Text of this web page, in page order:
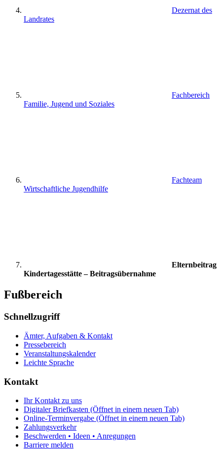
Dezernat des
Landrates
Fachbereich
Familie, Jugend und Soziales
Fachteam
Wirtschaftliche Jugendhilfe
Elternbeitrag
Kindertagesstätte – Beitragsübernahme
Fußbereich
Schnellzugriff
Ämter, Aufgaben & Kontakt
Pressebereich
Veranstaltungskalender
Leichte Sprache
Kontakt
Ihr Kontakt zu uns
Digitaler Briefkasten (Öffnet in einem neuen Tab)
Online-Terminvergabe (Öffnet in einem neuen Tab)
Zahlungsverkehr
Beschwerden • Ideen • Anregungen
Barriere melden